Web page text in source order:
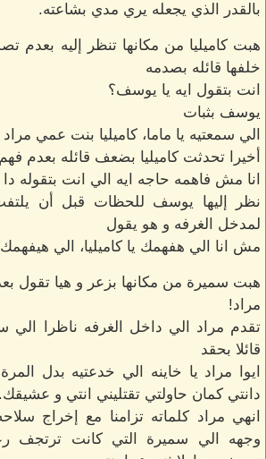
بالقدر الذي يجعله يري مدي بشاعته.
هبت كاميليا من مكانها تنظر إليه بعدم
خلفها قائله بصدمه
انت بتقول ايه يا يوسف؟
يوسف بثبات
الي سمعتيه يا ماما، كاميليا بنت عمي
أخيرا تحدثت كاميليا بضعف قائله بعدم فهم
انا مش فاهمه حاجه ايه الي انت بتقوله
نظر إليها يوسف للحظات قبل أن
لمدخل الغرفه و هو يقول
مش انا الي هفهمك يا كاميليا، الي
هبت سميرة من مكانها بزعر و هيا تقول
مراد!
تقدم مراد الي داخل الغرفه ناظرا الي
قائلا بحقد
ايوا مراد يا خاينه الي خدعتيه بدل
دانتي كمان حاولتي تقتليني انتي و
انهي مراد كلماته تزامنا مع إخراج
وجهه الي سميرة التي كانت ترتجف